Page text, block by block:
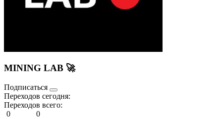
MINING LAB 🚀
Подписаться
Переходов сегодня:
Переходов всего:
0
0